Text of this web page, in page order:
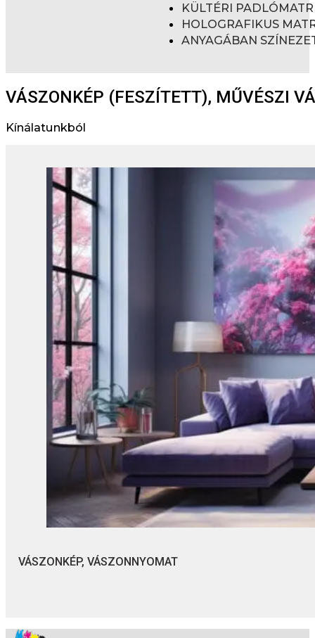
KÜLTÉRI
HOLOGRAFIKUS
ANYAGÁBAN
VÁSZONKÉP (FESZÍTETT), MŰVÉSZI
Kínálatunkból
VÁSZONKÉP, VÁSZONNYOMAT